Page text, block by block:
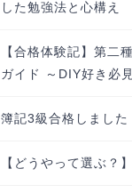
した勉強法と心構え
【合格体験記】第二
ガイド ～DIY好き必
簿記3級合格しました
【どうやって選ぶ？